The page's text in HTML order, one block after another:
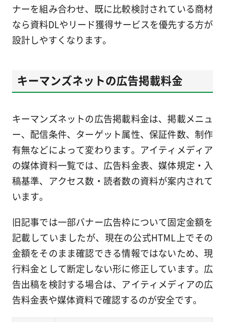
ナーを組み合わせ、既に比較検討されている商材
なら資料DLやリード獲得サービスを優先する方が
設計しやすくなります。
キーマンズネットの広告掲載料金
キーマンズネットの広告掲載料金は、掲載メニュ
ー、配信条件、ターゲット属性、保証件数、制作
有無などによって変わります。アイティメディア
の媒体資料一覧では、広告料金表、媒体規定・入
稿基準、アクセス数・読者数の資料が案内されて
います。
旧記事では一部バナー広告枠について固定金額を
記載していましたが、現在の公式HTML上でその
金額をそのまま確認できる情報ではないため、現
行料金として断定しない形に修正しています。広
告出稿を検討する場合は、アイティメディアの広
告料金表や媒体資料で確認するのが安全です。